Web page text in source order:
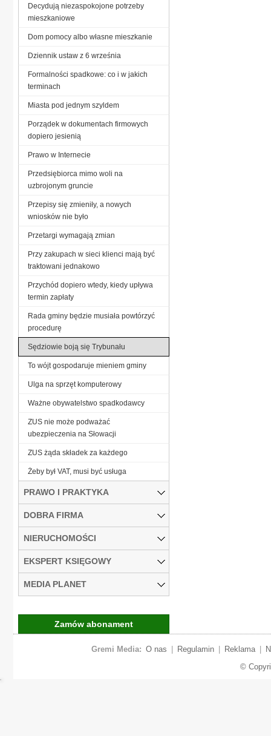
Decydują niezaspokojone potrzeby
mieszkaniowe
Dom pomocy albo własne mieszkanie
Dziennik ustaw z 6 września
Formalności spadkowe: co i w jakich
terminach
Miasta pod jednym szyldem
Porządek w dokumentach firmowych
dopiero jesienią
Prawo w Internecie
Przedsiębiorca mimo woli na
uzbrojonym gruncie
Przepisy się zmieniły, a nowych
wniosków nie było
Przetargi wymagają zmian
Przy zakupach w sieci klienci mają być
traktowani jednakowo
Przychód dopiero wtedy, kiedy upływa
termin zapłaty
Rada gminy będzie musiała powtórzyć
procedurę
Sędziowie boją się Trybunału
To wójt gospodaruje mieniem gminy
Ulga na sprzęt komputerowy
Ważne obywatelstwo spadkodawcy
ZUS nie może podważać
ubezpieczenia na Słowacji
ZUS żąda składek za każdego
Żeby był VAT, musi być usługa
PRAWO I PRAKTYKA
DOBRA FIRMA
NIERUCHOMOŚCI
EKSPERT KSIĘGOWY
MEDIA PLANET
Zamów abonament
Gremi Media: O nas Regulamin Reklama
©